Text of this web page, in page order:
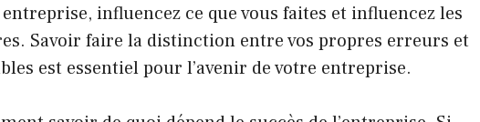
influencez ce que vous faites et influencez les
Savoir faire la distinction entre vos propres erreurs et
est essentiel pour l’avenir de votre entreprise.